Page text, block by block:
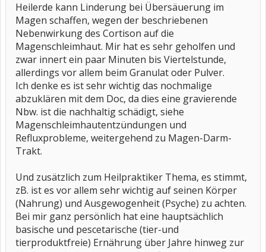
Heilerde kann Linderung bei Übersäuerung im
Magen schaffen, wegen der beschriebenen
Nebenwirkung des Cortison auf die
Magenschleimhaut. Mir hat es sehr geholfen und
zwar innert ein paar Minuten bis Viertelstunde,
allerdings vor allem beim Granulat oder Pulver.
Ich denke es ist sehr wichtig das nochmalige
abzuklären mit dem Doc, da dies eine gravierende
Nbw. ist die nachhaltig schädigt, siehe
Magenschleimhautentzündungen und
Refluxprobleme, weitergehend zu Magen-Darm-
Trakt.
Und zusätzlich zum Heilpraktiker Thema, es stimmt,
zB. ist es vor allem sehr wichtig auf seinen Körper
(Nahrung) und Ausgewogenheit (Psyche) zu achten.
Bei mir ganz persönlich hat eine hauptsächlich
basische und pescetarische (tier-und
tierproduktfreie) Ernährung über Jahre hinweg zur